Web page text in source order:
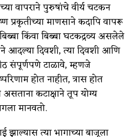
वापराने पुरुषांचे वीर्य चटकन
प्रकृतीच्या माणसाने कदापि वापरू
किंवा बिब्बा घटकद्रव्य असलेले
दिवशी, त्या दिवशी आणि
संपूर्णपणे टाळावे, म्हणजे
होत नाहीत, त्रास होत
कटाक्षाने तूप योग्य
मानवतो.
झाल्यास त्या भागाच्या बाजूला